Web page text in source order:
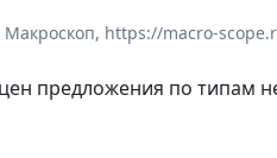
Макроскоп, https://macro-
предложения по типам